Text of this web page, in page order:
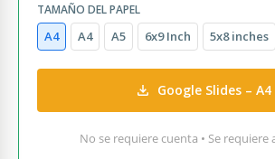
TAMAÑO DEL PAPEL
A4 A4 A5 6x9 Inch 5x8 inches
Google Slides – A4
No se requiere cuenta • Se requiere